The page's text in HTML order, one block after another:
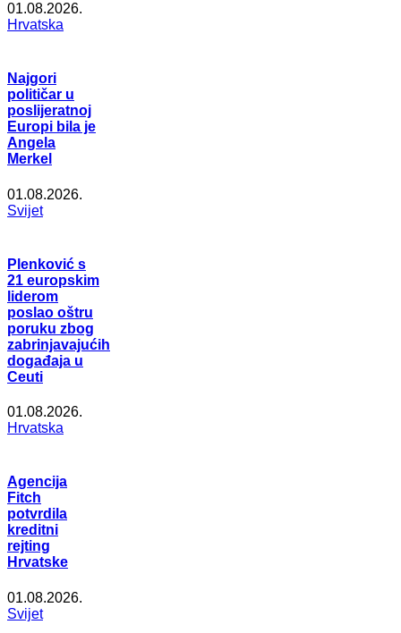
01.08.2026.
Hrvatska
Najgori
političar u
poslijeratnoj
Europi bila je
Angela
Merkel
01.08.2026.
Svijet
Plenković s
21 europskim
liderom
poslao oštru
poruku zbog
zabrinjavajućih
događaja u
Ceuti
01.08.2026.
Hrvatska
Agencija
Fitch
potvrdila
kreditni
rejting
Hrvatske
01.08.2026.
Svijet